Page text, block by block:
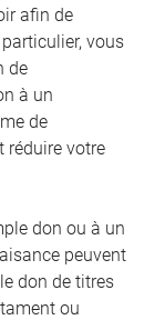
afin de
vous
de
à un
de
réduire votre
don ou à un
peuvent
don de titres
ou